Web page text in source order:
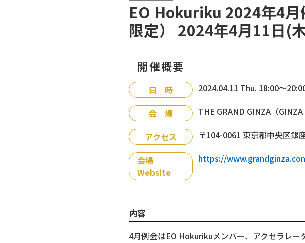
EO Hokuriku 2024年4月
限定） 2024年4月11日(
開催概要
日 時 2024.04.11 Thu. 18:00〜
会 場 THE GRAND GINZA（GINZA
アクセス 〒104-0061 東京都中央区銀
会場
Website
https://
内容
4月例会はEO Hokurikuメンバー、アクセラレー